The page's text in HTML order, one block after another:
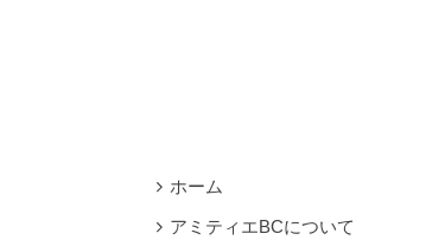
ホーム
アミティエBCについて